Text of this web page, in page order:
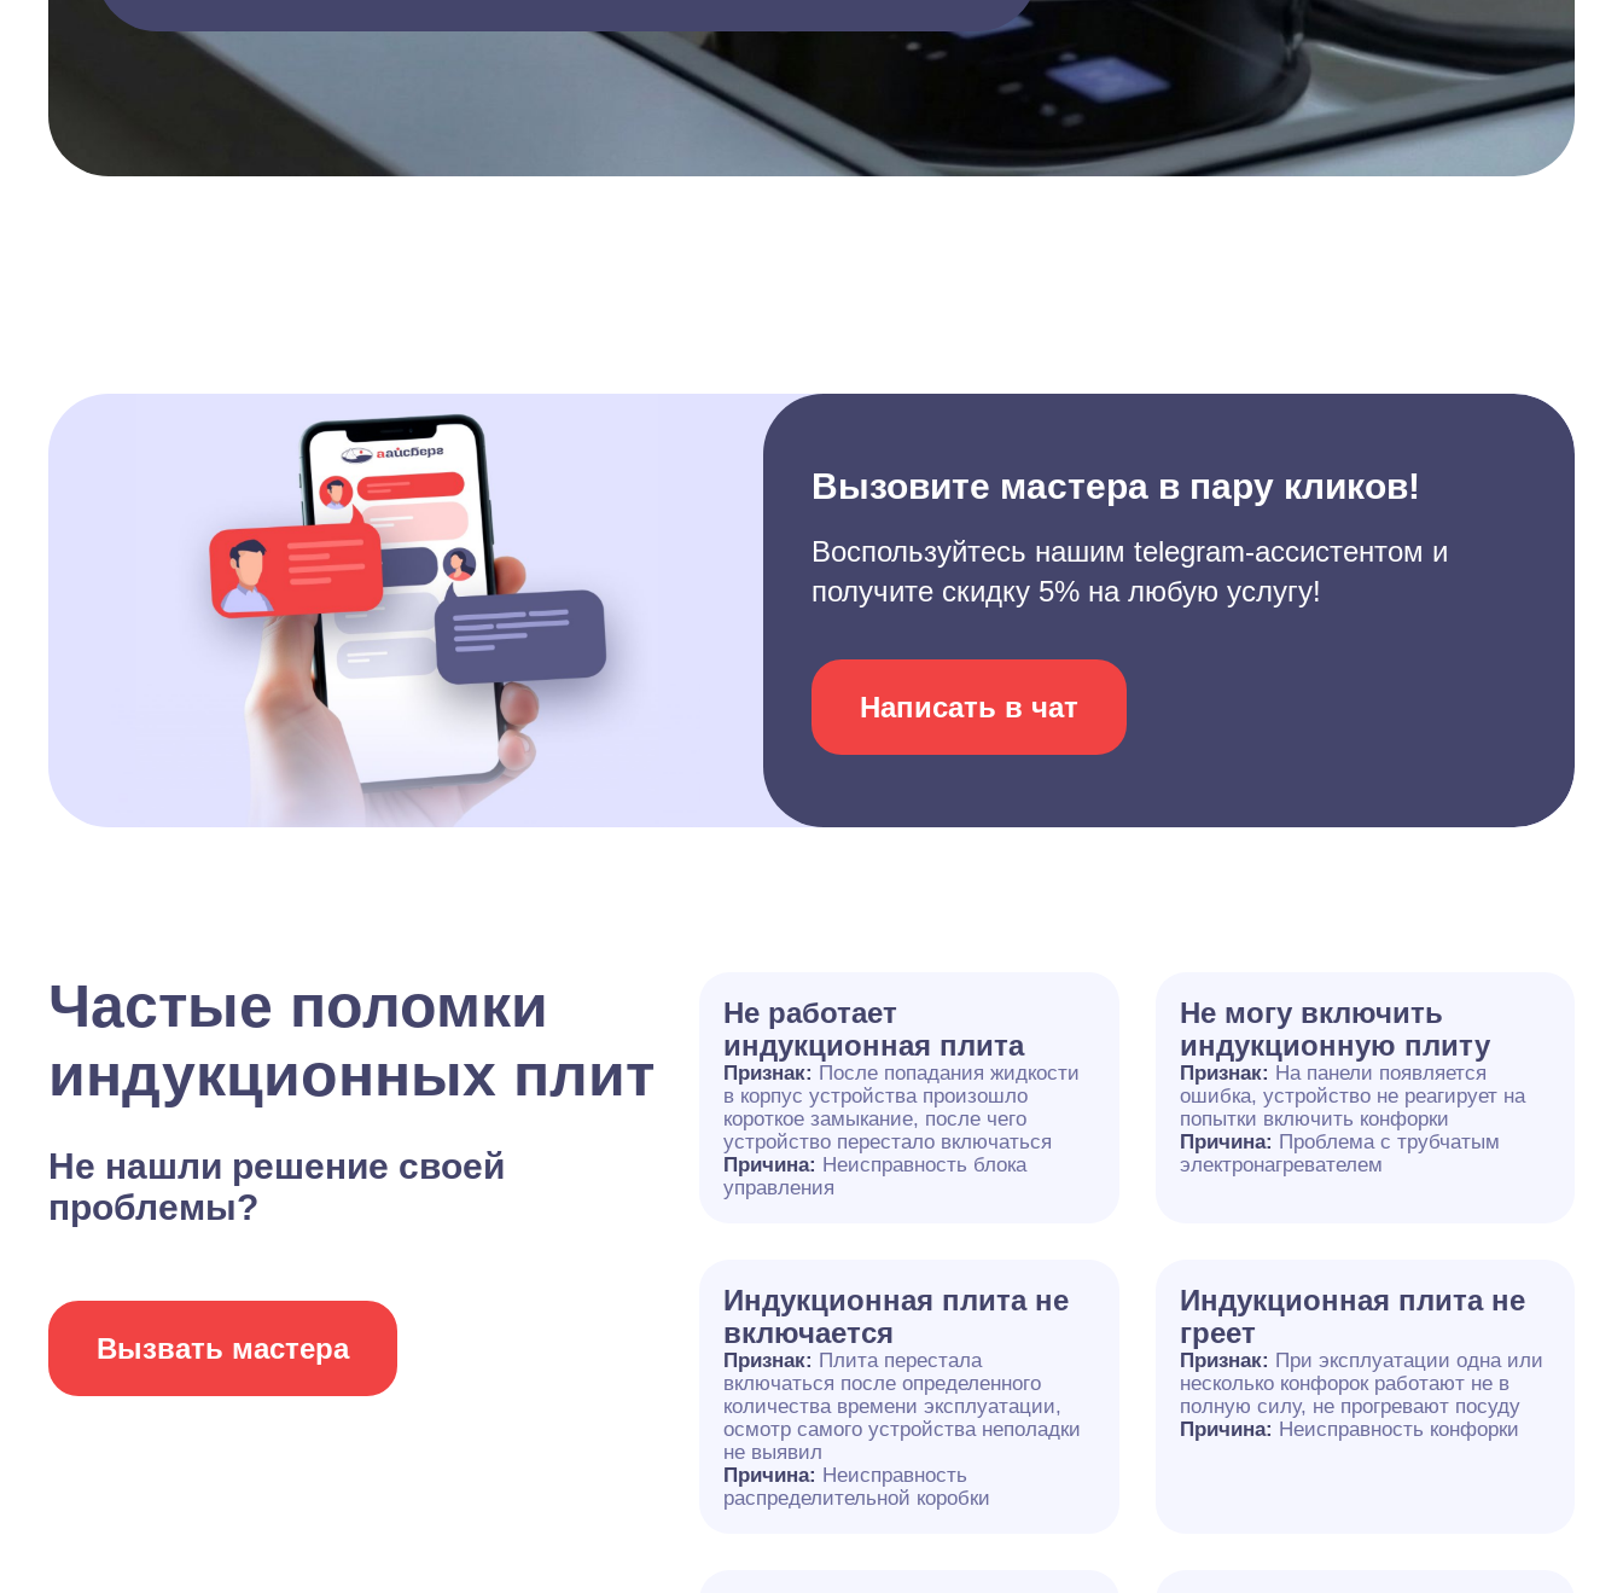
Вызовите мастера в пару кликов!
Воспользуйтесь нашим telegram-ассистентом и
получите скидку 5% на любую услугу!
Написать в чат
Частые поломки
индукционных плит
Не нашли решение своей
проблемы?
Вызвать мастера
Не работает
индукционная плита
Признак: После попадания жидкости
в корпус устройства произошло
короткое замыкание, после чего
устройство перестало включаться
Причина: Неисправность блока
управления
Не могу включить
индукционную плиту
Признак: На панели появляется
ошибка, устройство не реагирует на
попытки включить конфорки
Причина: Проблема с трубчатым
электронагревателем
Индукционная плита не
включается
Признак: Плита перестала
включаться после определенного
количества времени эксплуатации,
осмотр самого устройства неполадки
не выявил
Причина: Неисправность
распределительной коробки
Индукционная плита не
греет
Признак: При эксплуатации одна или
несколько конфорок работают не в
полную силу, не прогревают посуду
Причина: Неисправность конфорки